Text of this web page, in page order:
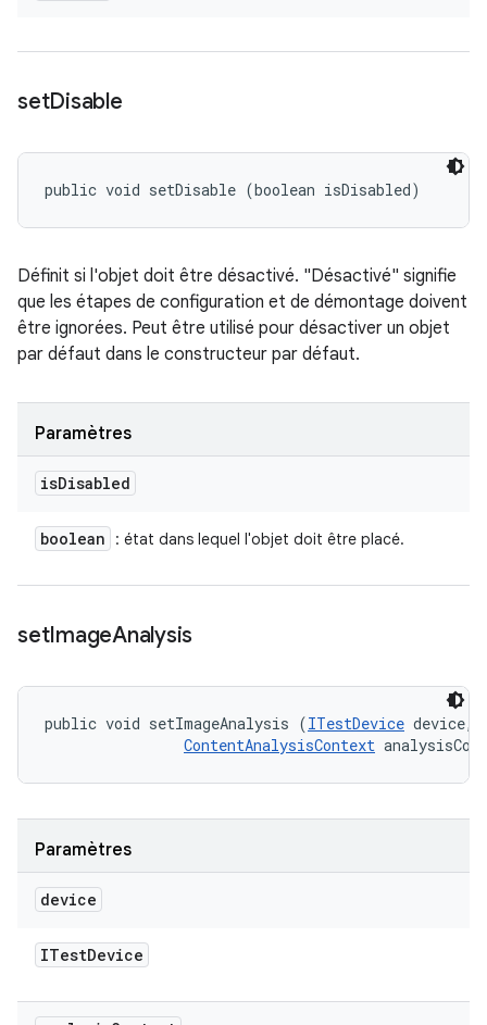
setDisable
public void setDisable (boolean isDisabled)
Définit si l'objet doit être désactivé. "Désactivé" signifie
que les étapes de configuration et de démontage doivent
être ignorées. Peut être utilisé pour désactiver un objet
par défaut dans le constructeur par défaut.
Paramètres
isDisabled
boolean : état dans lequel l'objet doit être placé.
setImageAnalysis
public void setImageAnalysis (ITestDevice device,
ContentAnalysisContext
Paramètres
device
ITestDevice